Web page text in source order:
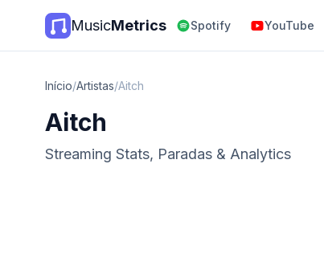
MusicMetrics Spotify YouTube
Início/Artistas/Aitch
Aitch
Streaming Stats, Paradas & Analytics